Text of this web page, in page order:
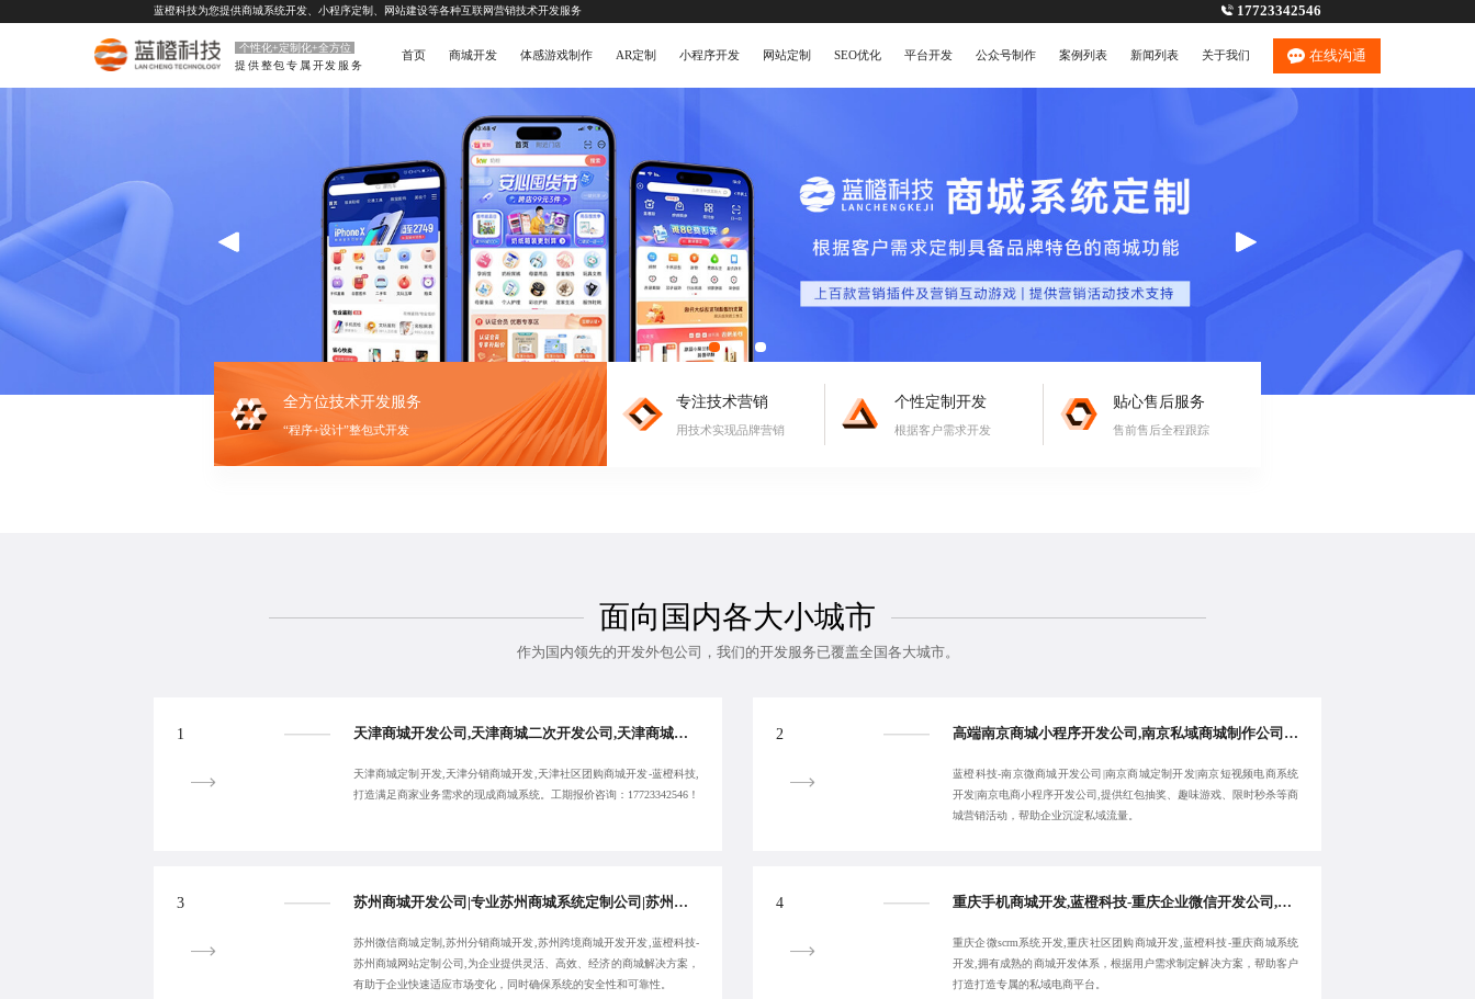
蓝橙科技为您提供商城系统开发 小程序定制 网站建设等各种互联网营销技术开发服务 17723342546
个性化+定制化+全方位
提供整包专属开发服务
首页 商城开发 体感游戏制作 AR定制 小程序开发 网站定制 SEO优化 平台开发 公众号制作 案例列表 新闻列表 关于我们 在线沟通
全方位技术开发服务
“程序+设计”整包式开发
专注技术营销
用技术实现品牌营销
个性定制开发
根据客户需求开发
贴心售后服务
售前售后全程跟踪
面向国内各大小城市
作为国内领先的开发外包公司，我们的开发服务已覆盖全国各大城市。
1 天津商城开发公司,天津商城二次开发公司,天津商城定制开发,蓝橙科技-天津分销商城开发-客户满意为止
天津商城定制开发,天津分销商城开发,天津社区团购商城开发-蓝橙科技,
打造满足商家业务需求的现成商城系统。工期报价咨询：17723342546！
2 高端南京商城小程序开发公司,南京私域商城制作公司,蓝橙科技-南京微商城开发公司-欢迎来电:17723342546
蓝橙科技-南京微商城开发公司|南京商城定制开发|南京短视频电商系统
开发|南京电商小程序开发公司,提供红包抽奖、趣味游戏、限时秒杀等商
城营销活动，帮助企业沉淀私域流量。
3 苏州商城开发公司|专业苏州商城系统定制公司|苏州微信商城定制-蓝橙科技-服务性价比高
苏州微信商城定制,苏州分销商城开发,苏州跨境商城开发开发,蓝橙科技-
苏州商城网站定制公司,为企业提供灵活、高效、经济的商城解决方案，
有助于企业快速适应市场变化，同时确保系统的安全性和可靠性。
4 重庆手机商城开发,蓝橙科技-重庆企业微信开发公司,重庆企微scrm系统开发,重庆社区团购商城开发-高效开发交付
重庆企微scrm系统开发,重庆社区团购商城开发,蓝橙科技-重庆商城系统
开发,拥有成熟的商城开发体系，根据用户需求制定解决方案，帮助客户
打造打造专属的私域电商平台。